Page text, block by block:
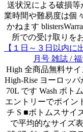
送状況による破損
業時間や難易度は個
かねます
所での受け取りを
【１日～３日以内に
月号 雑誌 /
High 全商品無料サ
High-Rise ヨーロッ
70L です Wash ボト
エントリーでポイン
チ S ■ボトムスサイ
で平均的なサイズ